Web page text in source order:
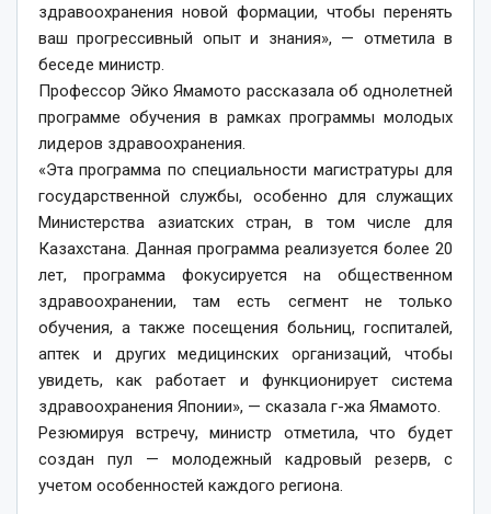
здравоохранения новой формации, чтобы перенять
ваш прогрессивный опыт и знания», — отметила в
беседе министр.
Профессор Эйко Ямамото рассказала об однолетней
программе обучения в рамках программы молодых
лидеров здравоохранения.
«Эта программа по специальности магистратуры для
государственной службы, особенно для служащих
Министерства азиатских стран, в том числе для
Казахстана. Данная программа реализуется более 20
лет, программа фокусируется на общественном
здравоохранении, там есть сегмент не только
обучения, а также посещения больниц, госпиталей,
аптек и других медицинских организаций, чтобы
увидеть, как работает и функционирует система
здравоохранения Японии», — сказала г-жа Ямамото.
Резюмируя встречу, министр отметила, что будет
создан пул — молодежный кадровый резерв, с
учетом особенностей каждого региона.